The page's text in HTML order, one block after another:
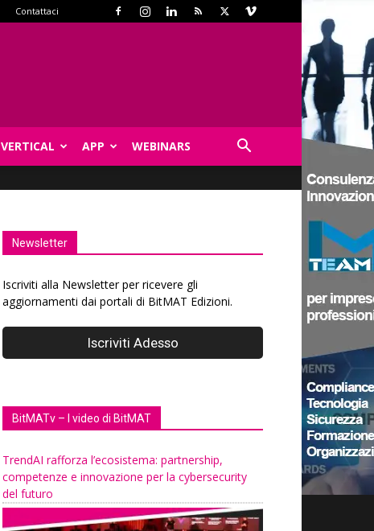
Contattaci
VERTICAL APP WEBINARS
Newsletter
Iscriviti alla Newsletter per ricevere gli
aggiornamenti dai portali di BitMAT Edizioni.
BitMATv – I video di BitMAT
TrendAI rafforza l’ecosistema: partnership,
competenze e innovazione per la cybersecurity
del futuro